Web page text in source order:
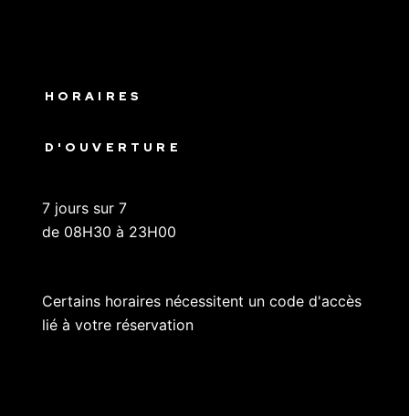
HORAIRES
D'OUVERTURE
7 jours sur 7
de 08H30 à 23H00
Certains horaires nécessitent un code d'accès
lié à votre réservation